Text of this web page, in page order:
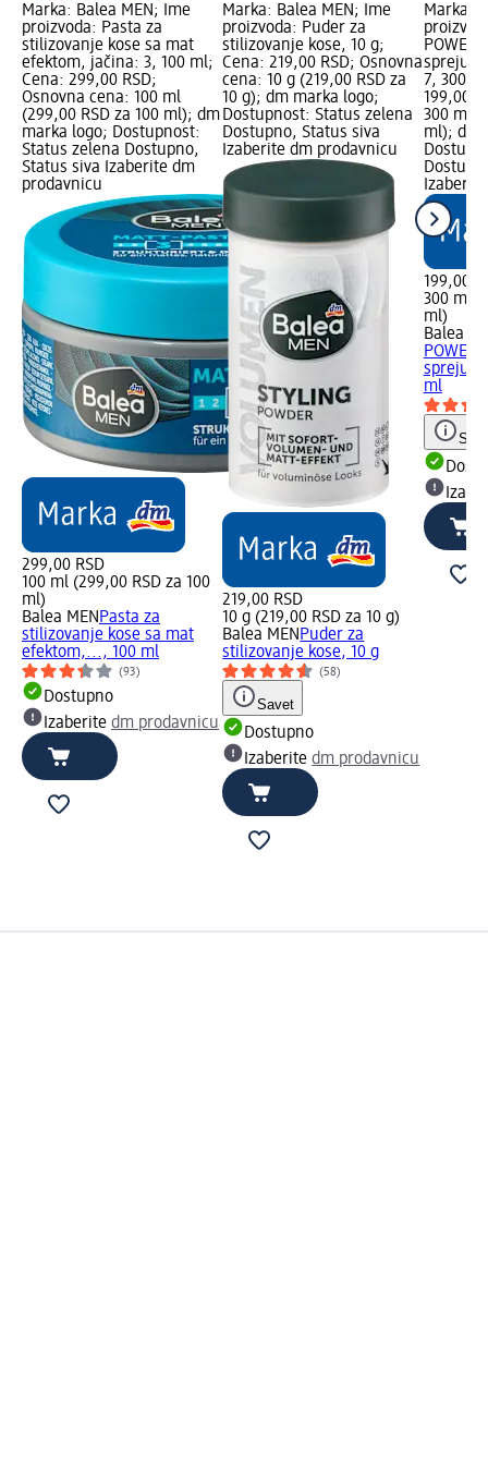
Marka: Balea MEN; Ime
proizvoda: Pasta za
stilizovanje kose sa mat
efektom, jačina: 3, 100 ml;
Cena: 299,00 RSD;
Osnovna cena: 100 ml
(299,00 RSD za 100 ml); dm
marka logo; Dostupnost:
Status zelena Dostupno,
Status siva Izaberite dm
prodavnicu
299,00 RSD
100 ml (299,00 RSD za 100
ml)
Balea MEN Pasta za
stilizovanje kose sa mat
efektom,..., 100 ml
(93)
Dostupno
Izaberite dm prodavnicu
Marka: Balea MEN; Ime
proizvoda: Puder za
stilizovanje kose, 10 g;
Cena: 219,00 RSD; Osnovna
cena: 10 g (219,00 RSD za
10 g); dm marka logo;
Dostupnost: Status zelena
Dostupno, Status siva
Izaberite dm prodavnicu
219,00 RSD
10 g (219,00 RSD za 10 g)
Balea MEN Puder za
stilizovanje kose, 10 g
(58)
Savet
Dostupno
Izaberitedm prodavnicu
Marka:
POWER
spreju
7, 300
199,00
300 ml
ml); dm
199,00
300 ml
ml)
Balea
POWER
spreju
ml